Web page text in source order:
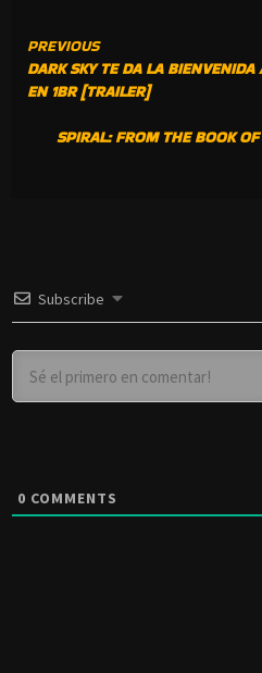
CONTINUE
READING
PREVIOUS
DARK SKY TE DA LA
EN 1BR [TRAILER]
SPIRAL: FROM THE BOOK
Subscribe
0 COMMENTS